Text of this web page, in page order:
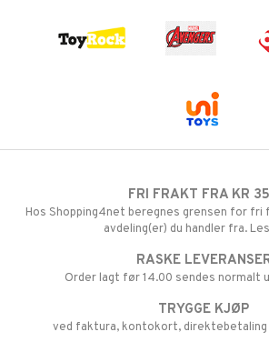
FRI FRAKT FRA KR
Hos Shopping4net beregnes grensen for
avdeling(er) du handler fra.
RASKE
Order lagt før 14.00 sendes normalt
TRYGGE KJØP
ved faktura, kontokort, direktebetaling